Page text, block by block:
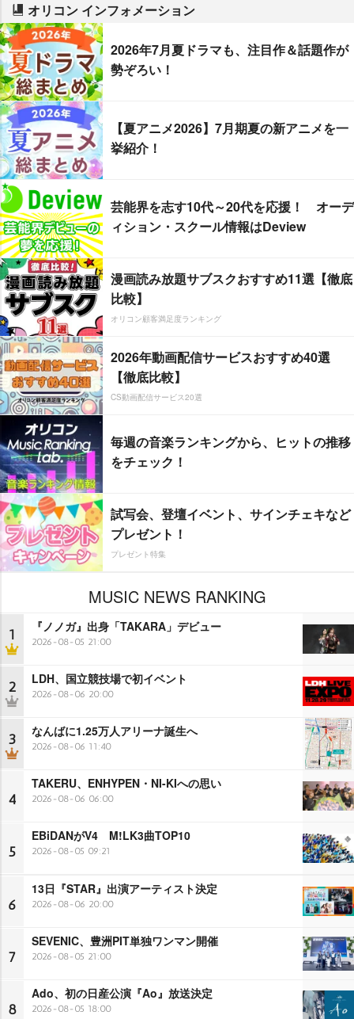
オリコン インフォメーション
2026年7月夏ドラマも、注目作＆話題作が
勢ぞろい！
【夏アニメ2026】7月期夏の新アニメを一
挙紹介！
芸能界を志す10代～20代を応援！ オーデ
ィション・スクール情報はDeview
漫画読み放題サブスクおすすめ11選【徹底
比較】
オリコン顧客満足度ランキング
2026年動画配信サービスおすすめ40選
【徹底比較】
CS動画配信サービス20選
毎週の音楽ランキングから、ヒットの推移
をチェック！
試写会、登壇イベント、サインチェキなど
プレゼント！
プレゼント特集
MUSIC NEWS RANKING
1 『ノノガ』出身「TAKARA」デビュー
2026-08-05 21:00
2 LDH、国立競技場で初イベント
2026-08-06 20:00
3 なんばに1.25万人アリーナ誕生へ
2026-08-06 11:40
4
TAKERU、ENHYPEN・NI-KIへの思い
2026-08-06 06:00
5
EBiDANがV4 M!LK3曲TOP10
2026-08-05 09:21
6
13日『STAR』出演アーティスト決定
2026-08-06 20:00
7
SEVENIC、豊洲PIT単独ワンマン開催
2026-08-05 21:00
8
Ado、初の日産公演『Ao』放送決定
2026-08-05 18:00